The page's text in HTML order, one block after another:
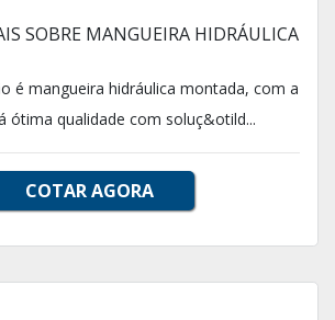
SOBRE MANGUEIRA HIDRÁULICA
é mangueira hidráulica montada, com a
ótima qualidade com soluç&otild...
COTAR AGORA